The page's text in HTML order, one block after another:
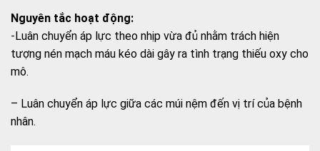
Nguyên tắc hoạt động:
-Luân chuyển áp lực theo nhịp vừa đủ nhằm trách hiện
tượng nén mạch máu kéo dài gây ra tình trạng thiếu oxy cho
mô.
– Luân chuyển áp lực giữa các múi nệm đến vị trí của bệnh
nhân.